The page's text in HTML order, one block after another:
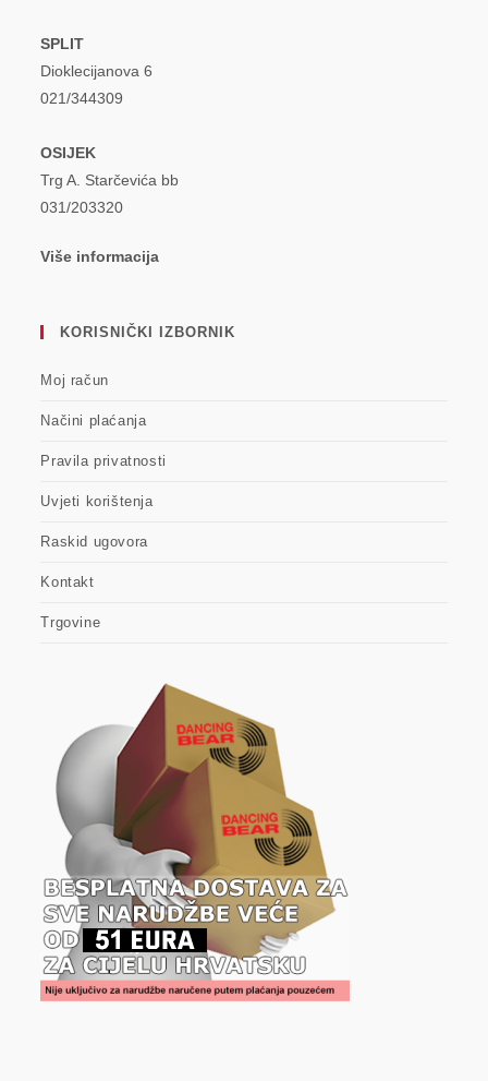
SPLIT
Dioklecijanova 6
021/344309
OSIJEK
Trg A. Starčevića bb
031/203320
Više informacija
KORISNIČKI IZBORNIK
Moj račun
Načini plaćanja
Pravila privatnosti
Uvjeti korištenja
Raskid ugovora
Kontakt
Trgovine